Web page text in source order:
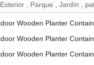
Exterior , Parque , Jardín ,